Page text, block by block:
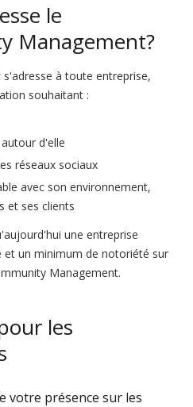
le
Management?
à toute entreprise,
souhaitant :
d'elle
réseaux sociaux
avec son environnement,
et ses clients
une entreprise
et un minimum de notoriété sur
Management.
les
votre présence sur les